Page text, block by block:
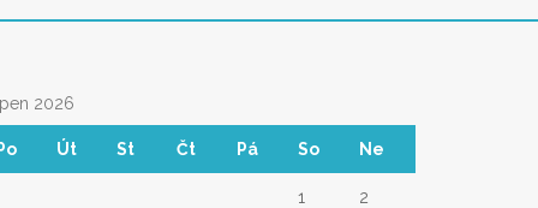
2026
Út St Čt Pá So Ne
1 2